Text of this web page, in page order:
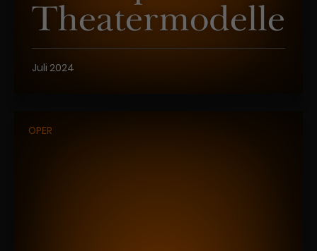
Theatermodelle
Juli 2024
OPER